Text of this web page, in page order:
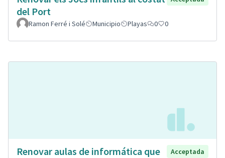
del Port
Ramon Ferré i Solé Municipio Playas 0 0
Renovar aulas de informática que
Acceptada